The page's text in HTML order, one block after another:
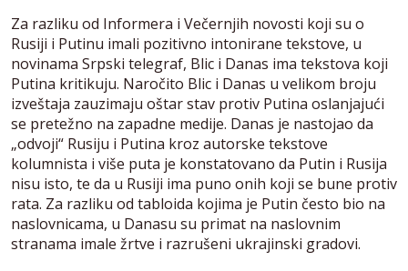
Za razliku od Informera i Večernjih novosti koji su o
Rusiji i Putinu imali pozitivno intonirane tekstove, u
novinama Srpski telegraf, Blic i Danas ima tekstova koji
Putina kritikuju. Naročito Blic i Danas u velikom broju
izveštaja zauzimaju oštar stav protiv Putina oslanjajući
se pretežno na zapadne medije. Danas je nastojao da
„odvoji“ Rusiju i Putina kroz autorske tekstove
kolumnista i više puta je konstatovano da Putin i Rusija
nisu isto, te da u Rusiji ima puno onih koji se bune protiv
rata. Za razliku od tabloida kojima je Putin često bio na
naslovnicama, u Danasu su primat na naslovnim
stranama imale žrtve i razrušeni ukrajinski gradovi.